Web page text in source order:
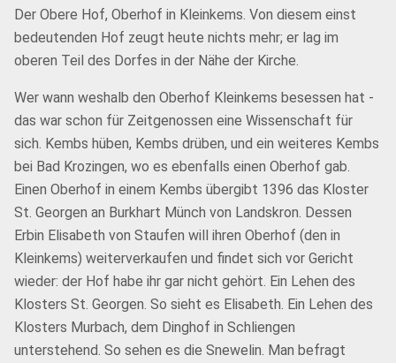
Der Obere Hof, Oberhof in Kleinkems. Von diesem einst
bedeutenden Hof zeugt heute nichts mehr; er lag im
oberen Teil des Dorfes in der Nähe der Kirche.
Wer wann weshalb den Oberhof Kleinkems besessen hat -
das war schon für Zeitgenossen eine Wissenschaft für
sich. Kembs hüben, Kembs drüben, und ein weiteres Kembs
bei Bad Krozingen, wo es ebenfalls einen Oberhof gab.
Einen Oberhof in einem Kembs übergibt 1396 das Kloster
St. Georgen an Burkhart Münch von Landskron. Dessen
Erbin Elisabeth von Staufen will ihren Oberhof (den in
Kleinkems) weiterverkaufen und findet sich vor Gericht
wieder: der Hof habe ihr gar nicht gehört. Ein Lehen des
Klosters St. Georgen. So sieht es Elisabeth. Ein Lehen des
Klosters Murbach, dem Dinghof in Schliengen
unterstehend. So sehen es die Snewelin. Man befragt